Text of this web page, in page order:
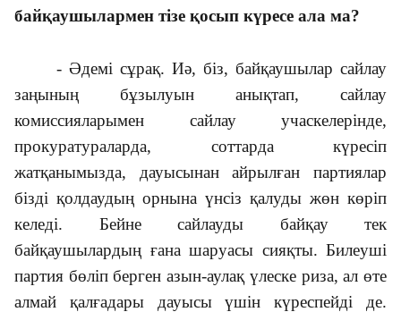
байқаушылармен тізе қосып күресе ала ма?
- Әдемі сұрақ. Иә, біз, байқаушылар сайлау
заңының бұзылуын анықтап, сайлау
комиссияларымен сайлау учаскелерінде,
прокуратураларда, соттарда күресіп
жатқанымызда, дауысынан айрылған партиялар
бізді қолдаудың орнына үнсіз қалуды жөн көріп
келеді. Бейне сайлауды байқау тек
байқаушылардың ғана шаруасы сияқты. Билеуші
партия бөліп берген азын-аулақ үлеске риза, ал өте
алмай қалғадары дауысы үшін күреспейді де.